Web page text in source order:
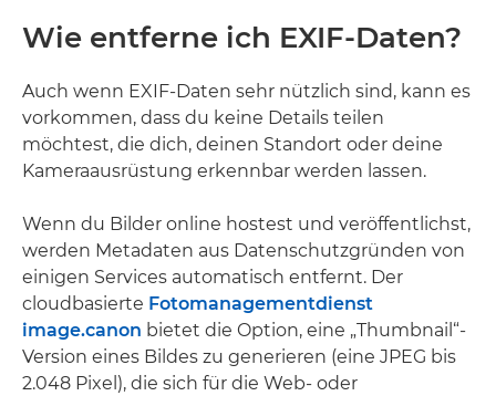
Wie entferne ich EXIF-Daten?
Auch wenn EXIF-Daten sehr nützlich sind, kann es
vorkommen, dass du keine Details teilen
möchtest, die dich, deinen Standort oder deine
Kameraausrüstung erkennbar werden lassen.
Wenn du Bilder online hostest und veröffentlichst,
werden Metadaten aus Datenschutzgründen von
einigen Services automatisch entfernt. Der
cloudbasierte Fotomanagementdienst
image.canon bietet die Option, eine „Thumbnail“-
Version eines Bildes zu generieren (eine JPEG bis
2.048 Pixel), die sich für die Web- oder